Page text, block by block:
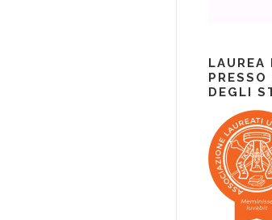
LAUREA
PRESSO
DEGLI